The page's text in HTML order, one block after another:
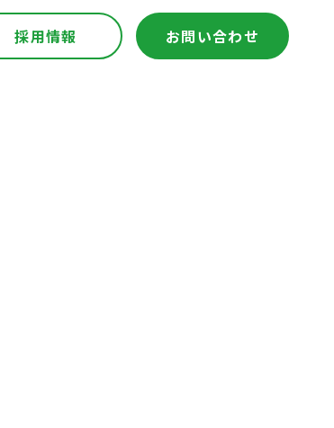
採用情報 お問い合わせ